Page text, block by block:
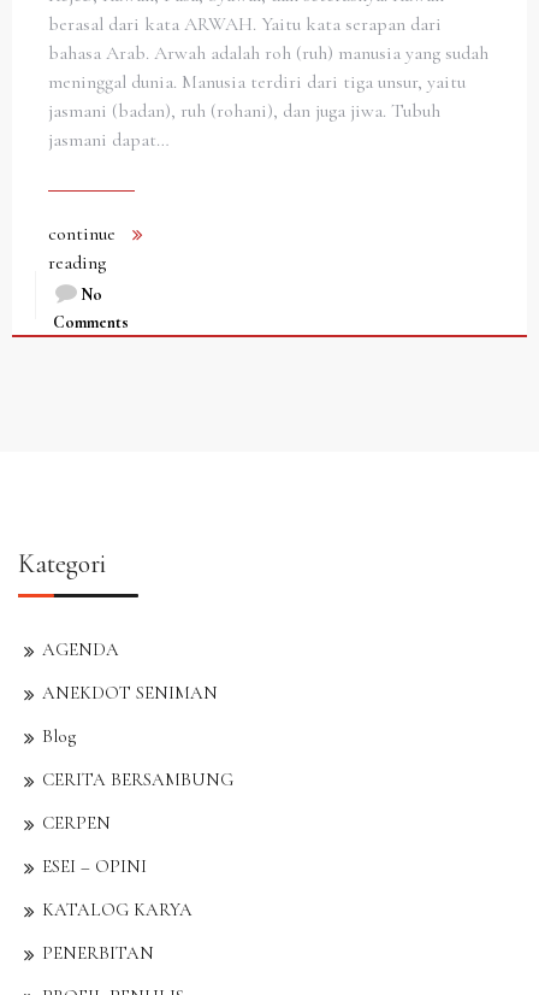
berasal dari kata ARWAH. Yaitu kata serapan dari
bahasa Arab. Arwah adalah roh (ruh) manusia yang sudah
meninggal dunia. Manusia terdiri dari tiga unsur, yaitu
jasmani (badan), ruh (rohani), dan juga jiwa. Tubuh
jasmani dapat…
continue
reading
No
Comments
Kategori
AGENDA
ANEKDOT SENIMAN
Blog
CERITA BERSAMBUNG
CERPEN
ESEI – OPINI
KATALOG KARYA
PENERBITAN